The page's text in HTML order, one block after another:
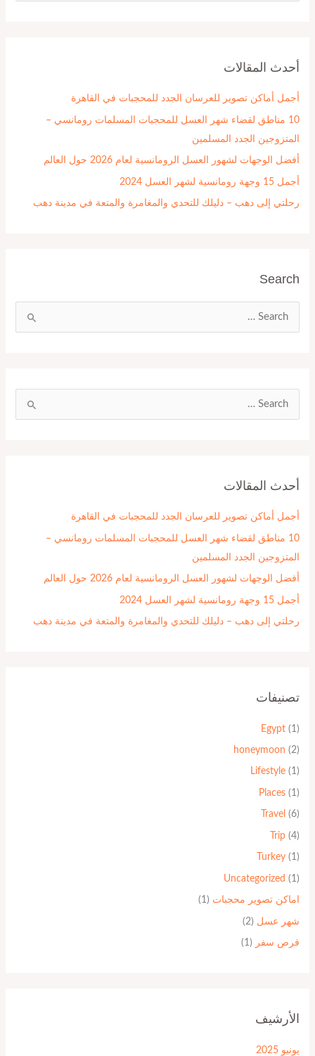
ث
ن
:
أحدث المقالات
أجمل أماكن تصوير للعرسان الجدد للمحجبات في القاهرة
10 مناطق لقضاء شهر العسل للمحجبات المسلمات رومانسي –
المتزوجين الجدد المسلمين
أفضل الوجهات لشهور العسل الرومانسية لعام 2026 حول العالم
أجمل 15 وجهة رومانسية لشهر العسل 2024
رحلتي إلى دهب – دليلك للتحدي والمغامرة والمتعة في مدينة دهب
Search
ث
ن
:
أحدث المقالات
أجمل أماكن تصوير للعرسان الجدد للمحجبات في القاهرة
10 مناطق لقضاء شهر العسل للمحجبات المسلمات رومانسي –
المتزوجين الجدد المسلمين
أفضل الوجهات لشهور العسل الرومانسية لعام 2026 حول العالم
أجمل 15 وجهة رومانسية لشهر العسل 2024
رحلتي إلى دهب – دليلك للتحدي والمغامرة والمتعة في مدينة دهب
تصنيفات
Egypt(1)
honeymoon (2)
Lifestyle(1)
Places(1)
Travel (6)
Trip(4)
Turkey(1)
Uncategorized (1)
اماكن تصوير محجبات (1)
شهر عسل (2)
فرص سفر (1)
الأرشيف
يونيو 2025